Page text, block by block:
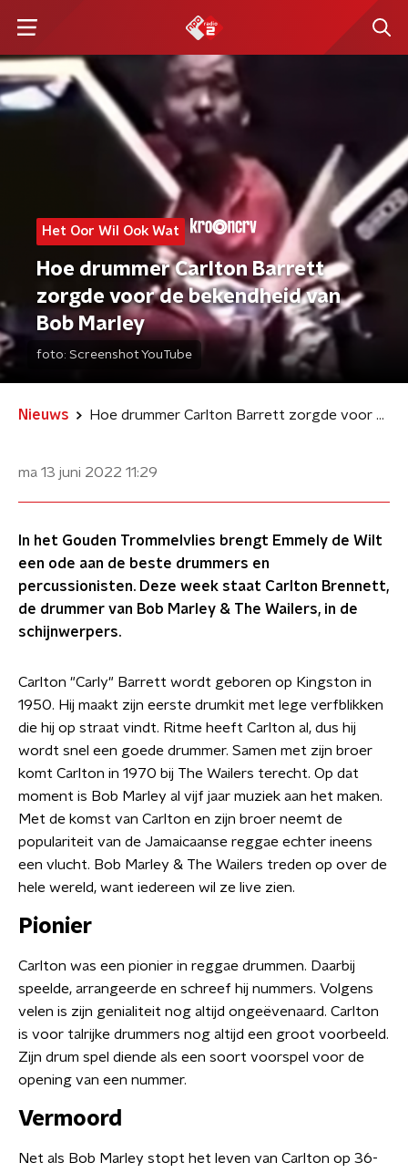
Het Oor Wil Ook Wat
Hoe drummer Carlton Barrett
zorgde voor de bekendheid van
Bob Marley
foto: Screenshot YouTube
Nieuws Hoe drummer Carlton Barrett zorgde voor de bekendheid van Bob Marley
ma 13 juni 2022 11:29
In het Gouden Trommelvlies brengt Emmely de Wilt
een ode aan de beste drummers en
percussionisten. Deze week staat Carlton Brennett,
de drummer van Bob Marley & The Wailers, in de
schijnwerpers.
Carlton "Carly" Barrett wordt geboren op Kingston in
1950. Hij maakt zijn eerste drumkit met lege verfblikken
die hij op straat vindt. Ritme heeft Carlton al, dus hij
wordt snel een goede drummer. Samen met zijn broer
komt Carlton in 1970 bij The Wailers terecht. Op dat
moment is Bob Marley al vijf jaar muziek aan het maken.
Met de komst van Carlton en zijn broer neemt de
populariteit van de Jamaicaanse reggae echter ineens
een vlucht. Bob Marley & The Wailers treden op over de
hele wereld, want iedereen wil ze live zien.
Pionier
Carlton was een pionier in reggae drummen. Daarbij
speelde, arrangeerde en schreef hij nummers. Volgens
velen is zijn genialiteit nog altijd ongeëvenaard. Carlton
is voor talrijke drummers nog altijd een groot voorbeeld.
Zijn drum spel diende als een soort voorspel voor de
opening van een nummer.
Vermoord
Net als Bob Marley stopt het leven van Carlton op 36-